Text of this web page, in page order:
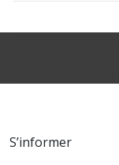
S’informer